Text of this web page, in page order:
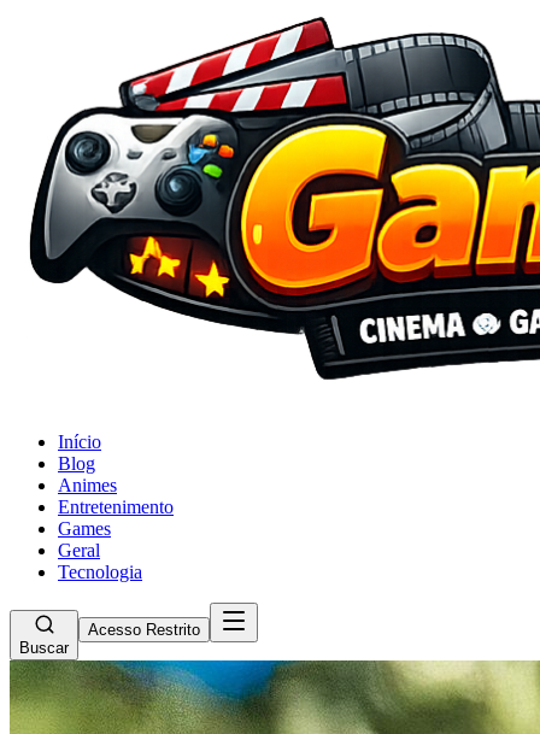
Início
Blog
Animes
Entretenimento
Games
Geral
Tecnologia
Buscar
Acesso Restrito